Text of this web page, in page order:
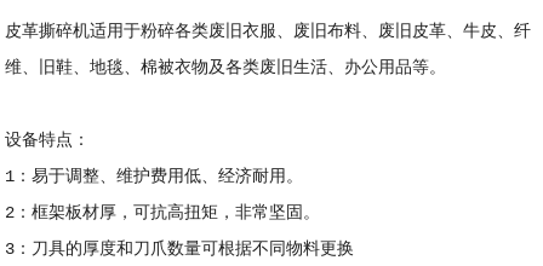
皮革撕碎机适用于粉碎各类废旧衣服、废旧布料、废旧皮革、牛皮、纤
维、旧鞋、地毯、棉被衣物及各类废旧生活、办公用品等。
设备特点：
1：易于调整、维护费用低、经济耐用。
2：框架板材厚，可抗高扭矩，非常坚固。
3：刀具的厚度和刀爪数量可根据不同物料更换